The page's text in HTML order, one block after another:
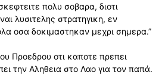
πολυ σοβαρα, διοτι
λυσιτελης στρατηγικη, εν
οσα δοκιμαστηκαν μεχρι σημερα.”
Προεδρου οτι καποτε πρεπει
την Αληθεια στο Λαο για τον παπά.